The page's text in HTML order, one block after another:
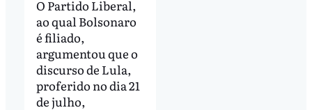
O Partido Liberal,
ao qual Bolsonaro
é filiado,
argumentou que o
discurso de Lula,
proferido no dia 21
de julho,